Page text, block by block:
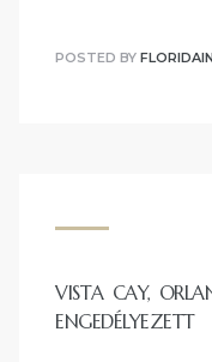
POSTED BY
VISTA CAY,
ENGEDÉLYEZETT